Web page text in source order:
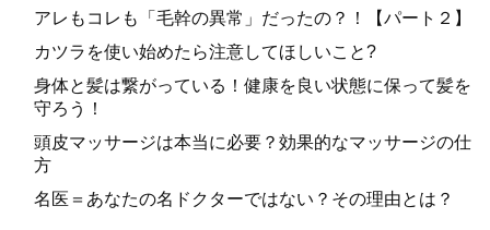
アレもコレも「毛幹の異常」だったの？！【パート２】
カツラを使い始めたら注意してほしいこと?
身体と髪は繋がっている！健康を良い状態に保って髪を
守ろう！
頭皮マッサージは本当に必要？効果的なマッサージの仕
方
名医＝あなたの名ドクターではない？その理由とは？